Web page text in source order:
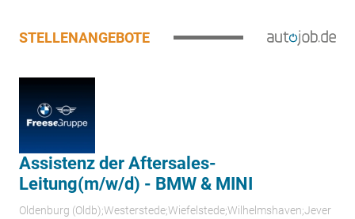
STELLENANGEBOTE
Assistenz der Aftersales-
Leitung(m/w/d) - BMW & MINI
Oldenburg (Oldb);Westerstede;Wiefelstede;Wilhelmshaven;Jever